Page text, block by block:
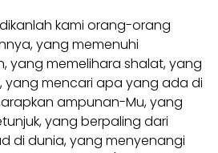
kami orang-orang
yang memenuhi
yang memelihara shalat, yang
yang mencari apa yang ada di
ampunan-Mu, yang
yang berpaling dari
di dunia, yang menyenangi